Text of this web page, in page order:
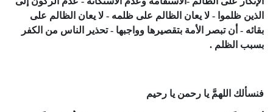
الذين ظلموا - لا يعان الظالم على ظلمه - لا يعان الظالم على
بقائه - أن تبصر الأمة بتقصيرها وواجبها - تحذير الناس من الكفر
بسبب الظلم .
فنسألك اللهمَّ يا رحمن يا رحيم